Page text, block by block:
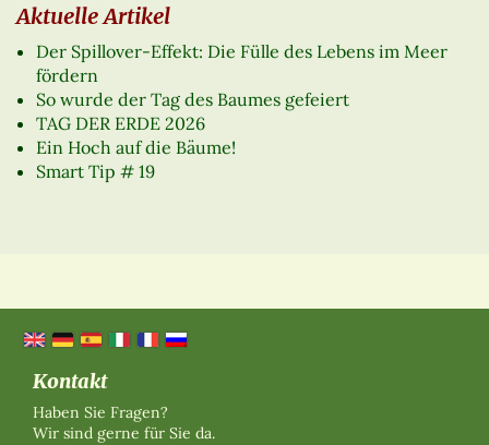
Aktuelle Artikel
Der Spillover-Effekt: Die Fülle des Lebens im Meer
fördern
So wurde der Tag des Baumes gefeiert
TAG DER ERDE 2026
Ein Hoch auf die Bäume!
Smart Tip # 19
Kontakt
Haben Sie Fragen?
Wir sind gerne für Sie da.